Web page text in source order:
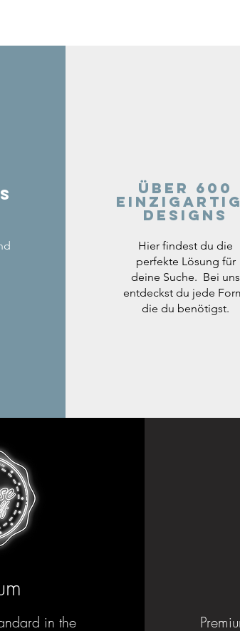
Über 600
Designs
Hier findest du die
perfekte Lösung für
deine Suche. Bei uns
entdeckst du jede
die du benötigst.
in the